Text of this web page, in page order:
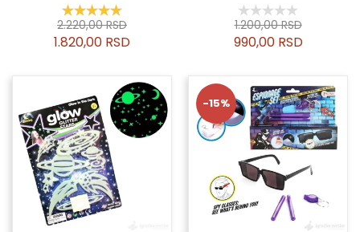
2.220,00 RSD
1.820,00 RSD
1.200,00 RSD
990,00 RSD
-15%